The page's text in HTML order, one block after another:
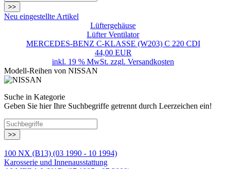
>>
Neu eingestellte Artikel
Lüftergehäuse
Lüfter Ventilator
MERCEDES-BENZ C-KLASSE (W203) C 220 CDI
44,00 EUR
inkl. 19 % MwSt. zzgl. Versandkosten
Modell-Reihen von NISSAN
Suche in Kategorie
Geben Sie hier Ihre Suchbegriffe getrennt durch Leerzeichen ein!
>>
100 NX (B13) (03 1990 - 10 1994)
Karosserie und Innenausstattung